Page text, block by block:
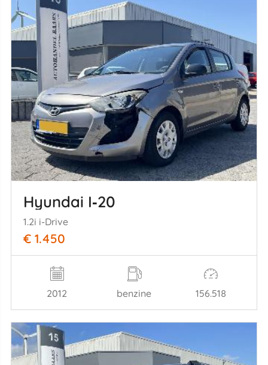
Hyundai I‑20
1.2i i-Drive
€ 1.450
2012 benzine 156.518